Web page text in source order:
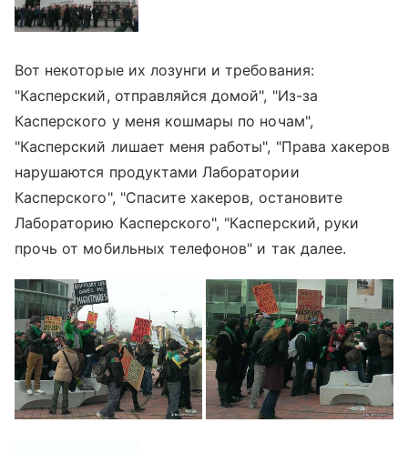
Вот некоторые их лозунги и требования:
"Касперский, отправляйся домой", "Из-за
Касперского у меня кошмары по ночам",
"Касперский лишает меня работы", "Права хакеров
нарушаются продуктами Лаборатории
Касперского", "Спасите хакеров, остановите
Лабораторию Касперского", "Касперский, руки
прочь от мобильных телефонов" и так далее.